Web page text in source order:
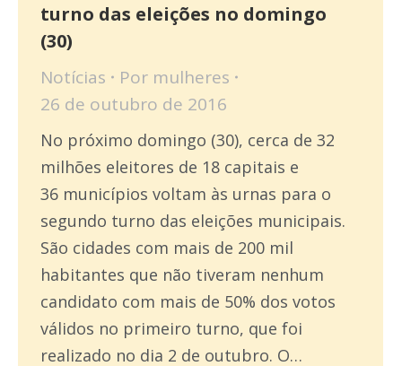
turno das eleições no domingo
(30)
Notícias Por mulheres
26 de outubro de 2016
No próximo domingo (30), cerca de 32
milhões eleitores de 18 capitais e
36 municípios voltam às urnas para o
segundo turno das eleições municipais.
São cidades com mais de 200 mil
habitantes que não tiveram nenhum
candidato com mais de 50% dos votos
válidos no primeiro turno, que foi
realizado no dia 2 de outubro. O…